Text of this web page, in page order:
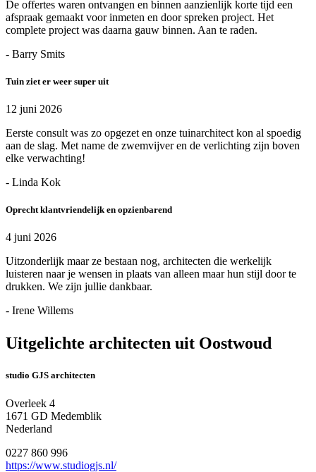
De offertes waren ontvangen en binnen aanzienlijk korte tijd een
afspraak gemaakt voor inmeten en door spreken project. Het
complete project was daarna gauw binnen. Aan te raden.
- Barry Smits
Tuin ziet er weer super uit
12 juni 2026
Eerste consult was zo opgezet en onze tuinarchitect kon al spoedig
aan de slag. Met name de zwemvijver en de verlichting zijn boven
elke verwachting!
- Linda Kok
Oprecht klantvriendelijk en opzienbarend
4 juni 2026
Uitzonderlijk maar ze bestaan nog, architecten die werkelijk
luisteren naar je wensen in plaats van alleen maar hun stijl door te
drukken. We zijn jullie dankbaar.
- Irene Willems
Uitgelichte architecten uit Oostwoud
studio GJS architecten
Overleek 4
1671 GD Medemblik
Nederland
0227 860 996
https://www.studiogjs.nl/